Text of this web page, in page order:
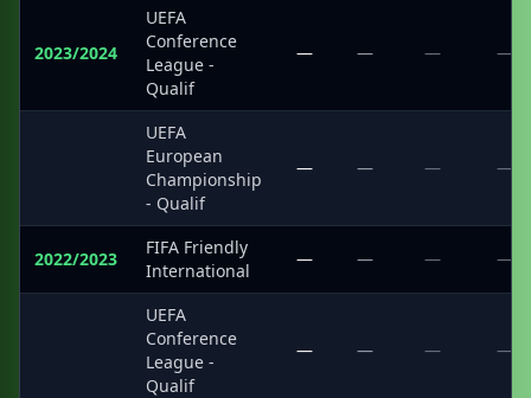
2023/2024
UEFA
Conference
League -
Qualif
— — — —
UEFA
European
Championship
- Qualif
— — — —
2022/2023
FIFA Friendly
International
— — — —
UEFA
Conference
League -
Qualif
— — — —